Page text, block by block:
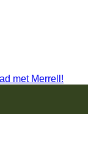
met Merrell!